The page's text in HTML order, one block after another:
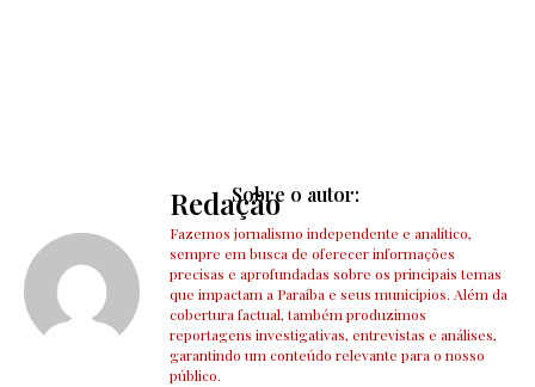
Sobre o autor:
Redação
Fazemos jornalismo independente e analítico,
sempre em busca de oferecer informações
precisas e aprofundadas sobre os principais temas
que impactam a Paraíba e seus municípios. Além da
cobertura factual, também produzimos
reportagens investigativas, entrevistas e análises,
garantindo um conteúdo relevante para o nosso
público.